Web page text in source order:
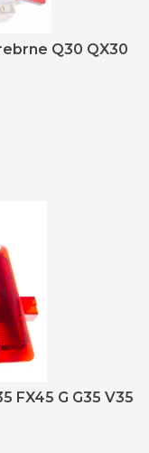
Q30 QX30
FX45 G G35 V35